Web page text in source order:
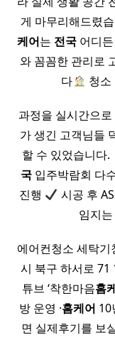
게 마무리해드렸
케어는 전국 어디
와 꼼꼼한 관리로
다
청
과정을 실시간으
가 생긴 고객님들
할 수 있었습니다. ​
국입주박람회 다
진행
시공 후
임지
에어컨청소 세탁
시 북구 하서로 71
튜브 ‘착한마음홈
방 운영 ·홈케어 10
면 실제후기를 보